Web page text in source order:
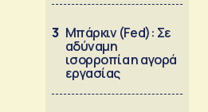
3 Μπάρκιν (Fed): Σε
αδύναμη
ισορροπία η αγορά
εργασίας